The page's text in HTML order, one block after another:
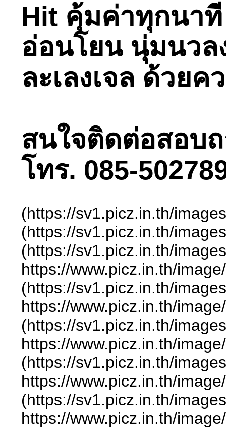
Hit คุ้มค่าทุกนา
อ่อนโยน นุ่มนวล
ละเลงเจล ด้วย
สนใจติดต่อสอบ
โทร. 085-
(https://sv1.picz.in.th/
(https://sv1.picz.in.th/
(https://sv1.picz.in.th/
https://www.picz.in.th/
(https://sv1.picz.in.th/
https://www.picz.in.th/
(https://sv1.picz.in.th/
https://www.picz.in.th/
(https://sv1.picz.in.th/
https://www.picz.in.th/
(https://sv1.picz.in.th/
https://www.picz.in.th/